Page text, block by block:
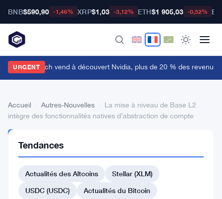
BNB$590,90 -1,46% XRP$1,03 -3,12% ETH$1 905,03 -0,52%
URGENT
Research vend à découvert Nvidia, plus de 20 % des revenus
Accueil Autres-Nouvelles
La mise à niveau de Base L2
intègre des fonctionnalités natives d’abstraction de compte
NOUVELLES
mise
Tendances
Actualités des Altcoins
Stellar (XLM)
USDC (USDC)
Actualités du Bitcoin